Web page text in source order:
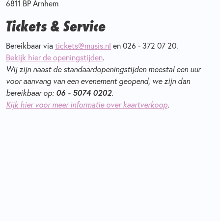
6811 BP Arnhem
Tickets & Service
Bereikbaar via tickets@musis.nl en 026 - 372 07 20.
Bekijk hier de openingstijden.
Wij zijn naast de standaardopeningstijden meestal een uur
voor aanvang van een evenement geopend, we zijn dan
bereikbaar op: 06 - 5074 0202.
Kijk hier voor meer informatie over kaartverkoop.